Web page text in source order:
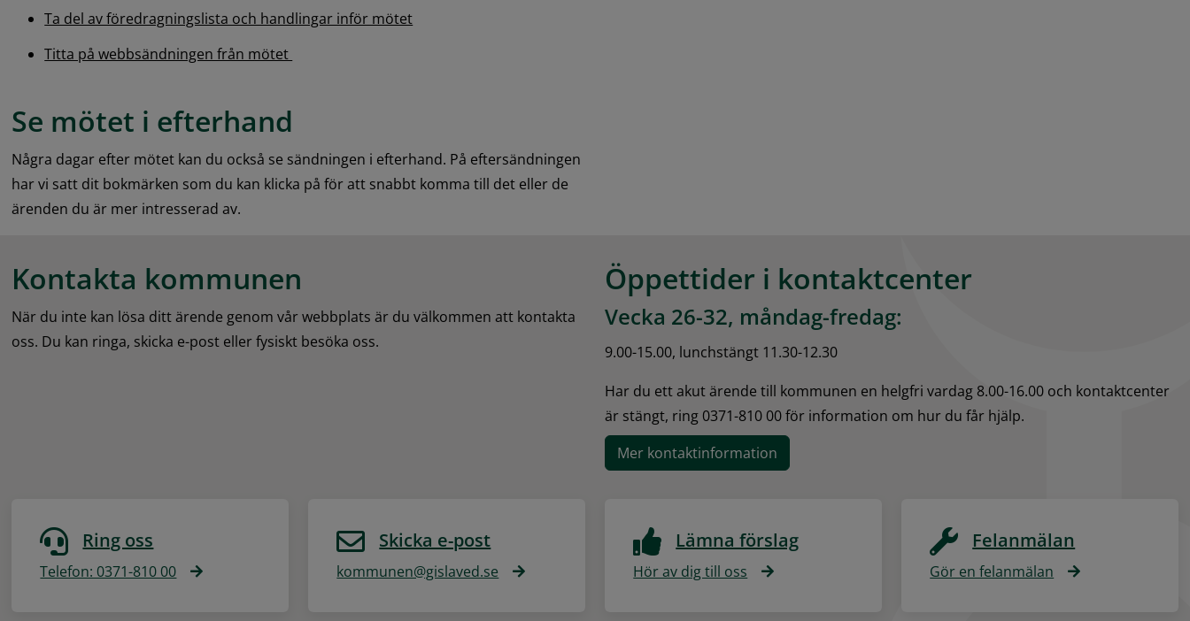
Ta del av föredragningslista och handlingar inför mötet
Titta på webbsändningen från mötet
Se mötet i efterhand
Några dagar efter mötet kan du också se sändningen i efterhand. På eftersändningen
har vi satt dit bokmärken som du kan klicka på för att snabbt komma till det eller de
ärenden du är mer intresserad av.
Kontakta kommunen
När du inte kan lösa ditt ärende genom vår webbplats är du välkommen att kontakta
oss. Du kan ringa, skicka e-post eller fysiskt besöka oss.
Öppettider i kontaktcenter
Vecka 26-32, måndag-fredag:
9.00-15.00, lunchstängt 11.30-12.30
Har du ett akut ärende till kommunen en helgfri vardag 8.00-16.00 och kontaktcenter
är stängt, ring 0371-810 00 för information om hur du får hjälp.
Mer kontaktinformation
Ring oss
Telefon: 0371-810 00
Skicka e-post
kommunen@gislaved.se
Lämna förslag
Hör av dig till oss
Felanmälan
Gör en felanmälan